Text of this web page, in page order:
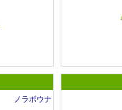
ノラボウナ